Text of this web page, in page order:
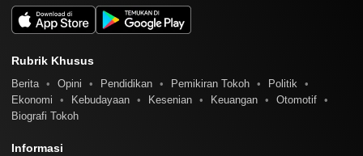
Rubrik Khusus
Berita Opini Pendidikan Pemikiran Tokoh
Politik
Ekonomi
Kebudayaan Kesenian Keuangan
Otomotif
Biografi Tokoh
Informasi